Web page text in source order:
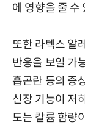
에 영향을 줄 수
또한 라텍스 알
반응을 보일 가
흡곤란 등의 증
신장 기능이 저
도는 칼륨 함량